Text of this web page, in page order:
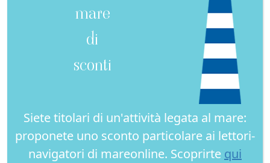
mare
di
sconti
Siete titolari di un'attività legata al mare:
proponete uno sconto particolare ai lettori-
navigatori di mareonline. Scoprirte qui